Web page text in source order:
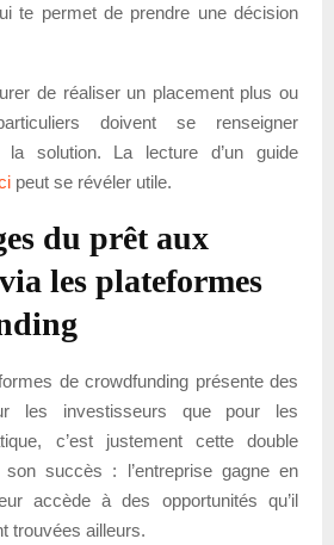
te permet de prendre une décision
de réaliser un placement plus ou
doivent se renseigner
la solution. La lecture d’un guide
peut se révéler utile.
du prêt aux
les plateformes
de crowdfunding présente des
les investisseurs que pour les
c’est justement cette double
son succès : l’entreprise gagne en
accède à des opportunités qu’il
trouvées ailleurs.